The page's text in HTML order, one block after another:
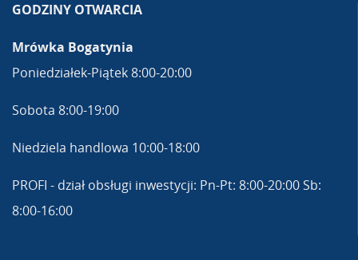
GODZINY OTWARCIA
Mrówka Bogatynia
Poniedziałek-Piątek 8:00-20:00
Sobota 8:00-19:00
Niedziela handlowa 10:00-18:00
PROFI - dział obsługi inwestycji: Pn-Pt: 8:00-20:00 Sb:
8:00-16:00